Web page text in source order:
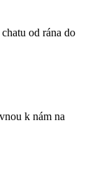
od rána do
k nám na